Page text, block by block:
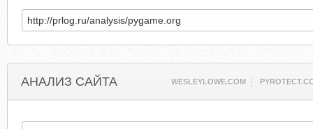
АНАЛИЗ САЙТА WESLEYLOWE.COM